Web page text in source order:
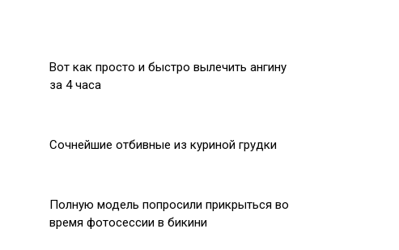
Вот как просто и быстро вылечить ангину
за 4 часа
Сочнейшие отбивные из куриной грудки
Полную модель попросили прикрыться во
время фотосессии в бикини